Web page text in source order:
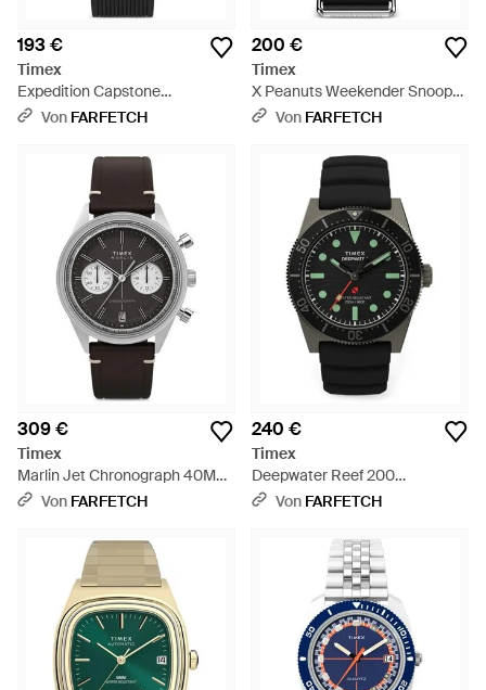
193 €
Timex
Expedition Capstone
Chronograph 46Mm - Schwarz
Von FARFETCH
200 €
Timex
X Peanuts Weekender Snoopy
Armbanduhr 40Mm - Schwarz
Von FARFETCH
309 €
Timex
Marlin Jet Chronograph 40Mm
- Schwarz
Von FARFETCH
240 €
Timex
Deepwater Reef 200
Armbanduhr 41Mm - Schwarz
Von FARFETCH